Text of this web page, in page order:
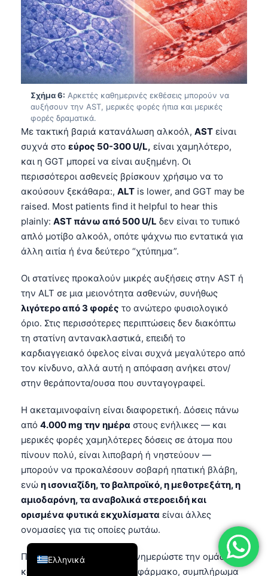
Σχήμα 6: Αρκετές καθημερινές εκθέσεις μπορούν να
αυξήσουν την AST, μερικές φορές ήπια και μερικές
φορές δραματικά.
Με τακτική βαριά κατανάλωση αλκοόλ, AST είναι
συχνά στο εύρος 50-300 U/L, είναι χαμηλότερο,
και η GGT μπορεί να είναι αυξημένη. Οι
περισσότεροι ασθενείς βρίσκουν χρήσιμο να το
ακούσουν ξεκάθαρα:, ALT is lower, and GGT may be
raised. Most patients find it helpful to hear this
plainly: AST πάνω από 500 U/L δεν είναι το τυπικό
απλό μοτίβο αλκοόλ, οπότε ψάχνω πιο εντατικά για
άλλη αιτία ή ένα δεύτερο “χτύπημα”.
Οι στατίνες προκαλούν μικρές αυξήσεις στην AST ή
την ALT σε μια μειονότητα ασθενών, συνήθως
λιγότερο από 3 φορές το ανώτερο φυσιολογικό
όριο. Στις περισσότερες περιπτώσεις δεν διακόπτω
τη στατίνη αντανακλαστικά, επειδή το
καρδιαγγειακό όφελος είναι συχνά μεγαλύτερο από
τον κίνδυνο, αλλά αυτή η απόφαση ανήκει στον/
στην θεράποντα/ουσα που συνταγογραφεί.
Η ακεταμινοφαίνη είναι διαφορετική. Δόσεις πάνω
από 4.000 mg την ημέρα στους ενήλικες — και
μερικές φορές χαμηλότερες δόσεις σε άτομα που
πίνουν πολύ, είναι λιποβαρή ή νηστεύουν —
μπορούν να προκαλέσουν σοβαρή ηπατική βλάβη,
ενώ η ισονιαζίδη, το βαλπροϊκό, η μεθοτρεξάτη, η
αμιοδαρόνη, τα αναβολικά στεροειδή και
ορισμένα φυτικά εκχυλίσματα είναι άλλες
ονομασίες για τις οποίες ρωτάω.
Πριν από το χειρουργείο, ενημερώστε την ομάδα για
κάθε συνταγογραφούμενο φάρμακο, συμπλήρωμα
Ελληνικά
Deutsch
العربية
Français
עִבְרִית
Italiano
Español
Türkçe
Română
简体中文
فارسی
Български
Dansk
हिन्दी
Bahasa Indonesia
Հայերեն
Íslenska
Српски језик
Svenska
Bosanski
Azərbaycan dili
Eesti
日本語
Čeština
ქართული
Русский